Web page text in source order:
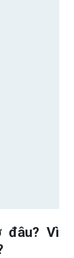
đâu? Vì